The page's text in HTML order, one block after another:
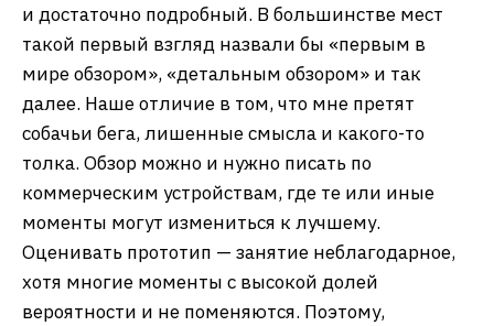
и достаточно подробный. В большинстве мест
такой первый взгляд назвали бы «первым в
мире обзором», «детальным обзором» и так
далее. Наше отличие в том, что мне претят
собачьи бега, лишенные смысла и какого-то
толка. Обзор можно и нужно писать по
коммерческим устройствам, где те или иные
моменты могут измениться к лучшему.
Оценивать прототип — занятие неблагодарное,
хотя многие моменты с высокой долей
вероятности и не поменяются. Поэтому,